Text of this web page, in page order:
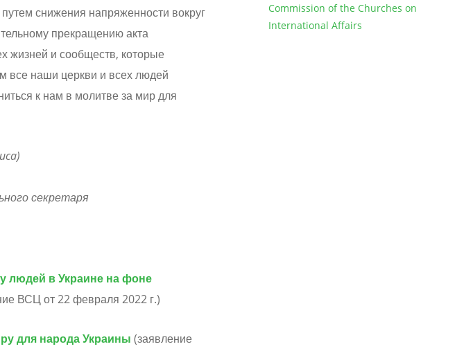
Commission of the Churches on
International Affairs
снижения напряженности вокруг
прекращению акта
жизней и сообществ, которые
все наши церкви и всех людей
к нам в молитве за мир для
секретаря
людей в Украине на фоне
ВСЦ от 22 февраля 2022 г.)
для народа Украины (заявление